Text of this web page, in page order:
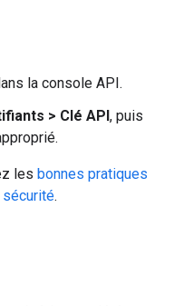
la console API.
> Clé API, puis
les bonnes pratiques
.